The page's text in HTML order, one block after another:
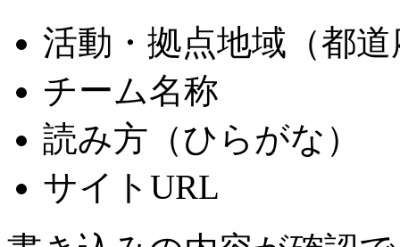
活動・拠点地域（都
チーム名称
読み方（ひらがな）
サイトURL